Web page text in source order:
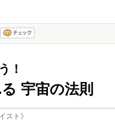
！
宇宙の法則
スト》